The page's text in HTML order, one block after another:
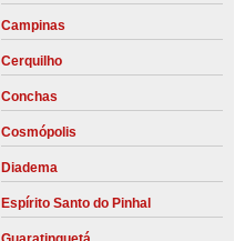
Campinas
Cerquilho
Conchas
Cosmópolis
Diadema
Espírito Santo do Pinhal